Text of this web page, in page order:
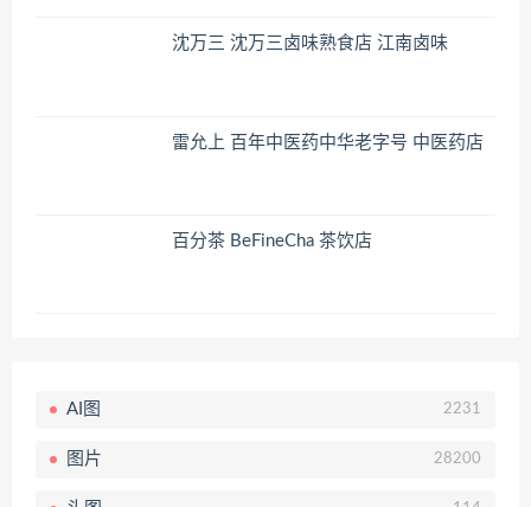
沈万三 沈万三卤味熟食店 江南卤味
雷允上 百年中医药中华老字号 中医药店
百分茶 BeFineCha 茶饮店
AI图 2231
图片 28200